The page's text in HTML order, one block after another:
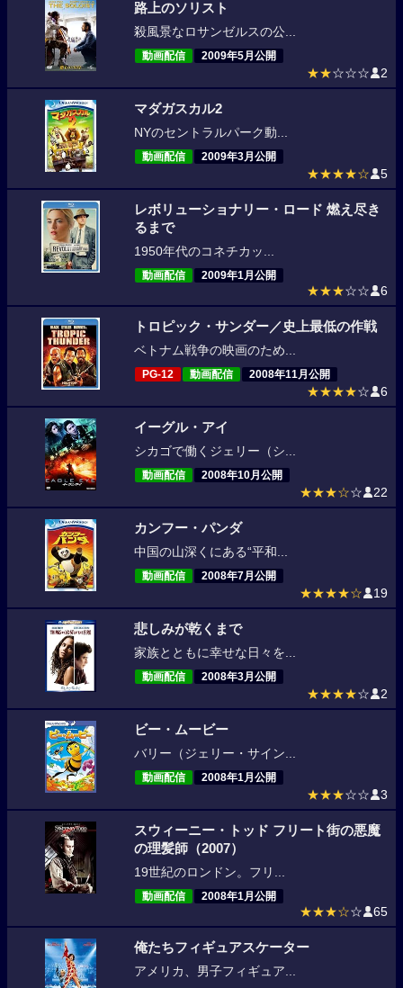
路上のソリスト
殺風景なロサンゼルスの公...
動画配信 2009年5月公開
★★☆☆☆ 2
マダガスカル2
NYのセントラルパーク動...
動画配信 2009年3月公開
★★★★☆ 5
レボリューショナリー・ロード 燃え尽き
るまで
1950年代のコネチカッ...
動画配信 2009年1月公開
★★★☆☆ 6
トロピック・サンダー／史上最低の作戦
ベトナム戦争の映画のため...
PG-12 動画配信 2008年11月公開
★★★★☆ 6
イーグル・アイ
シカゴで働くジェリー（シ...
動画配信 2008年10月公開
★★★☆☆ 22
カンフー・パンダ
中国の山深くにある“平和...
動画配信 2008年7月公開
★★★★☆ 19
悲しみが乾くまで
家族とともに幸せな日々を...
動画配信 2008年3月公開
★★★★☆ 2
ビー・ムービー
バリー（ジェリー・サイン...
動画配信 2008年1月公開
★★★☆☆ 3
スウィーニー・トッド フリート街の悪魔
の理髪師（2007）
19世紀のロンドン。フリ...
動画配信 2008年1月公開
★★★☆☆ 65
俺たちフィギュアスケーター
アメリカ、男子フィギュア...